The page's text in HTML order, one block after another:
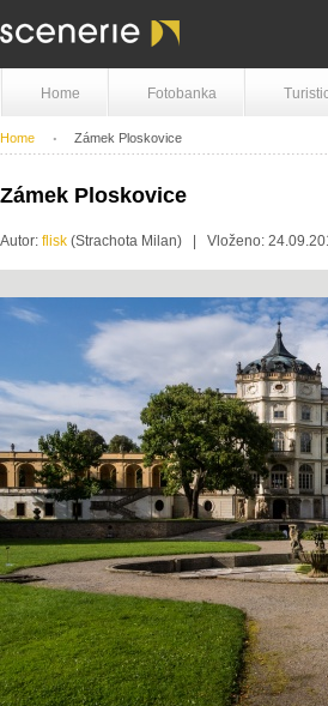
Home Fotobanka
Home Zámek Ploskovice
Zámek Ploskovice
Autor: flisk (Strachota Milan) | Vloženo: